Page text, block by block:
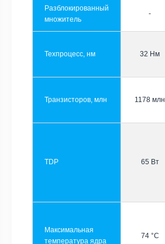
Разблокированный
множитель
-
Техпроцесс, нм 32 Нм
Транзисторов, млн 1178 млн
TDP 65 Вт
Максимальная
температура ядра
74 °C